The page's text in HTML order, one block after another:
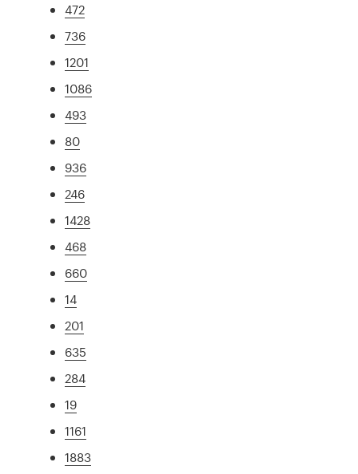
472
736
1201
1086
493
80
936
246
1428
468
660
14
201
635
284
19
1161
1883